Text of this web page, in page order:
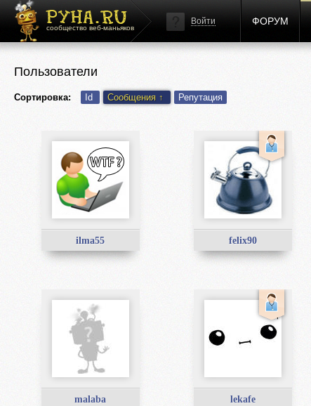
сообщество веб-маньяков
Войти ФОРУМ
Пользователи
Сортировка: Id Сообщения ↑ Репутация
ilma55 felix90
malaba lekafe